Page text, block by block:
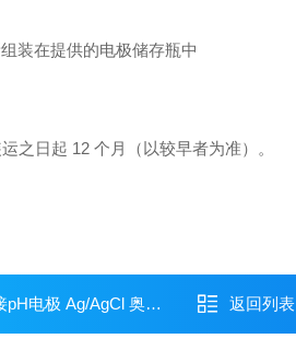
装在提供的电极储存瓶中
之日起 12 个月（以较早者为准）。
电极 Ag/AgCl 奥立龙 返回列表